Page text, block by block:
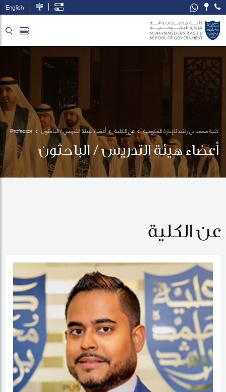
English
كلية محمد بن راشد للإدارة الحكومية عن الكلية أعضاء هيئة التدريس / الباحثون
Professor
Immanuel
Moonesar
أعضاء هيئة التدريس / الباحثون
عن الكلية